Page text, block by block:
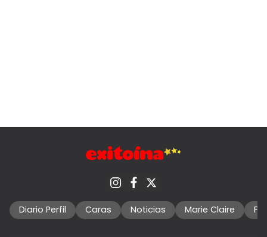
Diario Perfil Caras Noticias Marie Claire